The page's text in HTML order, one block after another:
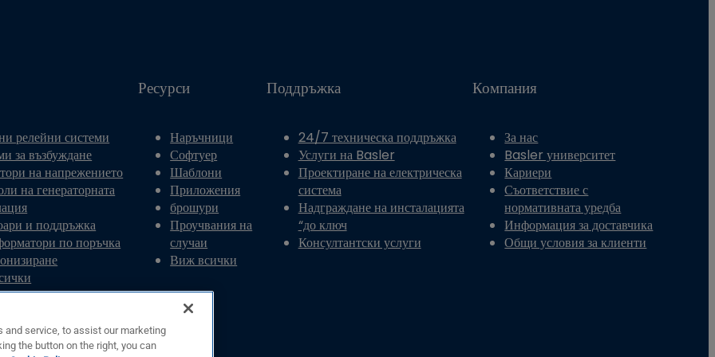
релейни системи
за възбуждане
на напрежението
на генераторната
и поддръжка
по поръчка
Ресурси
Наръчници
Софтуер
Шаблони
Приложения
брошури
Проучвания на
случаи
Виж всички
Поддръжка
24/7 техническа поддръжка
Услуги на Basler
Проектиране на електрическа
система
Надграждане на инсталацията
“до ключ
Консултантски услуги
Компания
За нас
Basler университет
Кариери
Съответствие с
нормативната уредба
Информация за доставчика
Общи условия за клиенти
and service, to assist our marketing
the button on the right, you can